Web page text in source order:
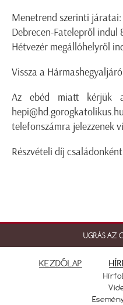
Menetrend szerinti járatai:
Debrecen-Fatelepről indul
Hétvezér megállóhelyről
Vissza a
Az ebéd miatt kérjük
telefonszámra jelezzenek
Részvételi díj
UGRÁS AZ
KEZDŐLAP